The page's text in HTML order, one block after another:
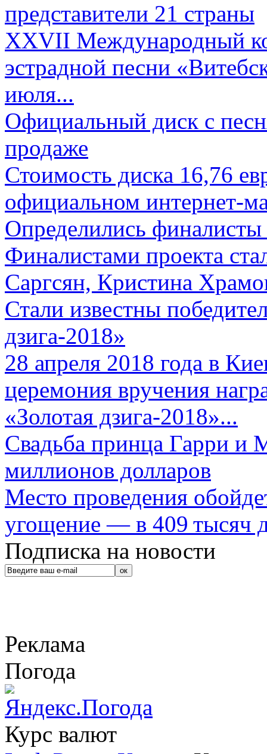
представители 21 страны
XXVII Международный
эстрадной песни
июля...
Официальный диск с
продаже
Стоимость диска 16,76
официальном интернет-
Определились
Финалистами проекта
Саргсян, Кристина
Стали известны
дзига-2018»
28 апреля 2018 года в
церемония вручения
«Золотая дзига-2018»...
Свадьба принца Гарри и
миллионов долларов
Место проведения
угощение — в 409 тысяч
Подписка на новости
Реклама
Погода
Курс валют